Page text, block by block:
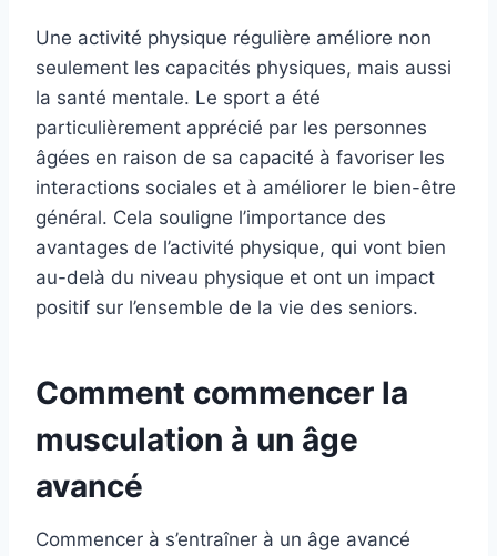
Une activité physique régulière améliore non
seulement les capacités physiques, mais aussi
la santé mentale. Le sport a été
particulièrement apprécié par les personnes
âgées en raison de sa capacité à favoriser les
interactions sociales et à améliorer le bien-être
général. Cela souligne l’importance des
avantages de l’activité physique, qui vont bien
au-delà du niveau physique et ont un impact
positif sur l’ensemble de la vie des seniors.
Comment commencer la
musculation à un âge
avancé
Commencer à s’entraîner à un âge avancé